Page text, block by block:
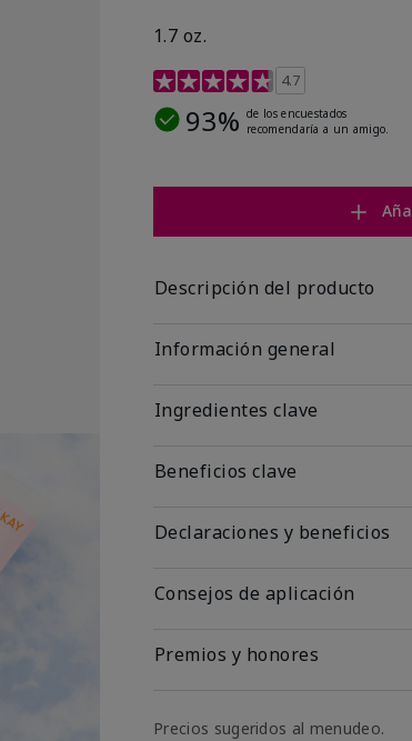
1.7 oz.
Calificación de clientes de 5 de 5
4.7
93% de los encuestados
recomendaría a un amigo.
Descripción del producto
Información general
Ingredientes clave
Beneficios clave
Declaraciones y beneficios
Consejos de aplicación
Premios y honores
Precios sugeridos al menudeo.